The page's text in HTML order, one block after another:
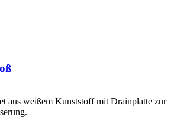
aus weißem Kunststoff mit Drainplatte zur